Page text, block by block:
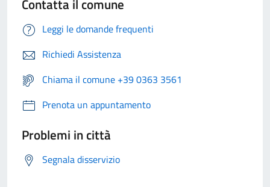
Contatta il comune
Leggi le domande frequenti
Richiedi Assistenza
Chiama il comune +39 0363 3561
Prenota un appuntamento
Problemi in città
Segnala disservizio